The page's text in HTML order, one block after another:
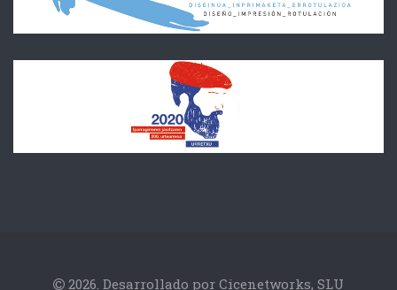
2026. Desarrollado por Cicenetworks, SLU